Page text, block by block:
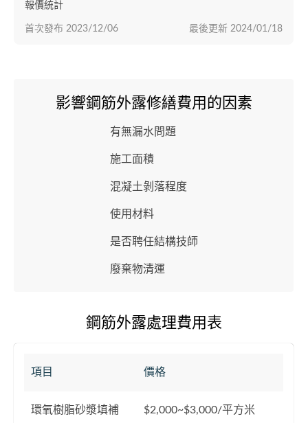
報價統計
最後更新 2024/01/18
首次發布 2023/12/06
影響鋼筋外露修繕費用的因素
有無漏水問題
施工面積
混凝土剝落程度
使用材料
是否聘任結構技師
廢棄物清運
鋼筋外露處理費用表
項目 價格
環氧樹脂砂漿填補 $2,000~$3,000/平方米